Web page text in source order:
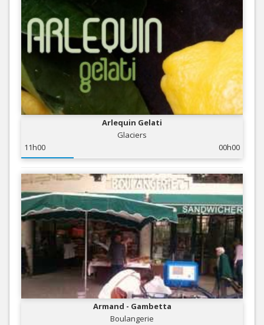
Arlequin Gelati
Glaciers
11h00
00h00
Armand - Gambetta
Boulangerie